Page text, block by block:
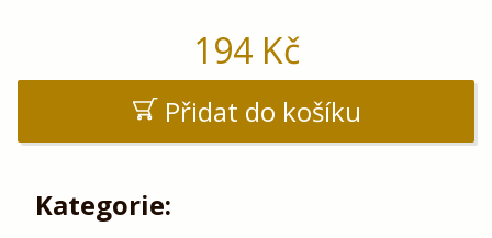
194Kč
Přidat do košíku
Kategorie: